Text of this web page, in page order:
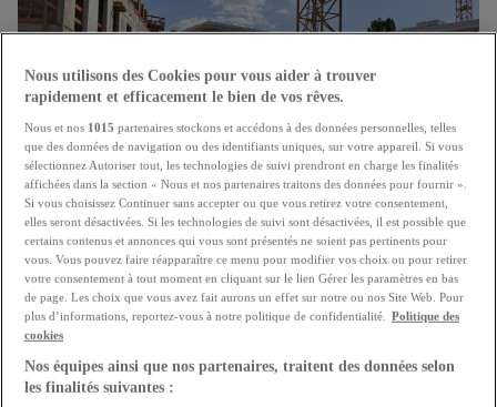
"Booster" pour la construction de logement
Le secteur immobilier salue les mesures annoncées par
le gouvernement
21.07.2026
Nous utilisons des Cookies pour vous aider à trouver
rapidement et efficacement le bien de vos rêves.
Nous et nos 1015 partenaires stockons et accédons à des données personnelles, telles
que des données de navigation ou des identifiants uniques, sur votre appareil. Si vous
sélectionnez Autoriser tout, les technologies de suivi prendront en charge les finalités
affichées dans la section « Nous et nos partenaires traitons des données pour fournir ».
Si vous choisissez Continuer sans accepter ou que vous retirez votre consentement,
elles seront désactivées. Si les technologies de suivi sont désactivées, il est possible que
certains contenus et annonces qui vous sont présentés ne soient pas pertinents pour
vous. Vous pouvez faire réapparaître ce menu pour modifier vos choix ou pour retirer
votre consentement à tout moment en cliquant sur le lien Gérer les paramètres en bas
de page. Les choix que vous avez fait aurons un effet sur notre ou nos Site Web. Pour
plus d’informations, reportez-vous à notre politique de confidentialité.
Politique des
cookies
Nos équipes ainsi que nos partenaires, traitent des données selon
les finalités suivantes :